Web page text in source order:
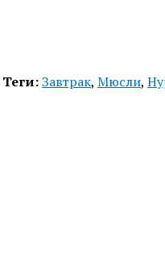
Теги:Завтрак, Мюсли,